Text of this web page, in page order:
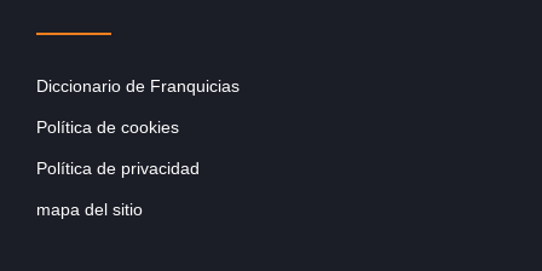
Diccionario de Franquicias
Política de cookies
Política de privacidad
mapa del sitio